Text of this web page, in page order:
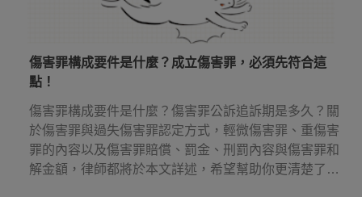
傷害罪構成要件是什麼？成立傷害罪，必須先符合這
點！
傷害罪構成要件是什麼？傷害罪公訴追訴期是多久？關
於傷害罪與過失傷害罪認定方式，輕微傷害罪、重傷害
罪的內容以及傷害罪賠償、罰金、刑罰內容與傷害罪和
解金額，律師都將於本文詳述，希望幫助你更清楚了解